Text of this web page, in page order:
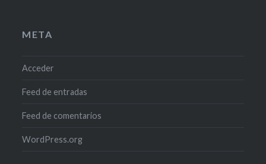
META
Acceder
Feed de entradas
Feed de comentarios
WordPress.org